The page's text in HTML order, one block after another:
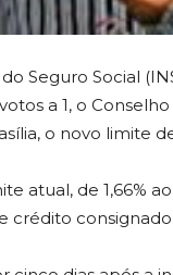
Seguro Social
a 1, o
o novo limite
atual, de 1,66%
crédito